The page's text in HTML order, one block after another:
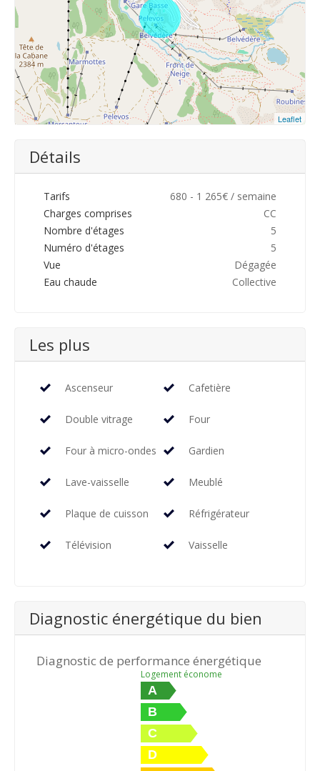
Leaflet
Détails
Tarifs
680 - 1 265€ / semaine
Charges comprises
CC
Nombre d'étages
5
Numéro d'étages
5
Vue
Dégagée
Eau chaude
Collective
Les plus
Ascenseur Cafetière
Double vitrage Four
Four à micro-ondes Gardien
Lave-vaisselle Meublé
Plaque de cuisson Réfrigérateur
Télévision Vaisselle
Diagnostic énergétique du bien
Diagnostic de performance énergétique
Logement économe
A
B
C
D